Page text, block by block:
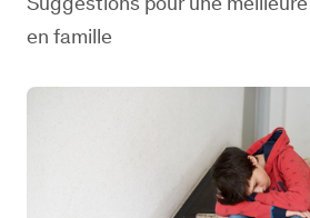
en famille